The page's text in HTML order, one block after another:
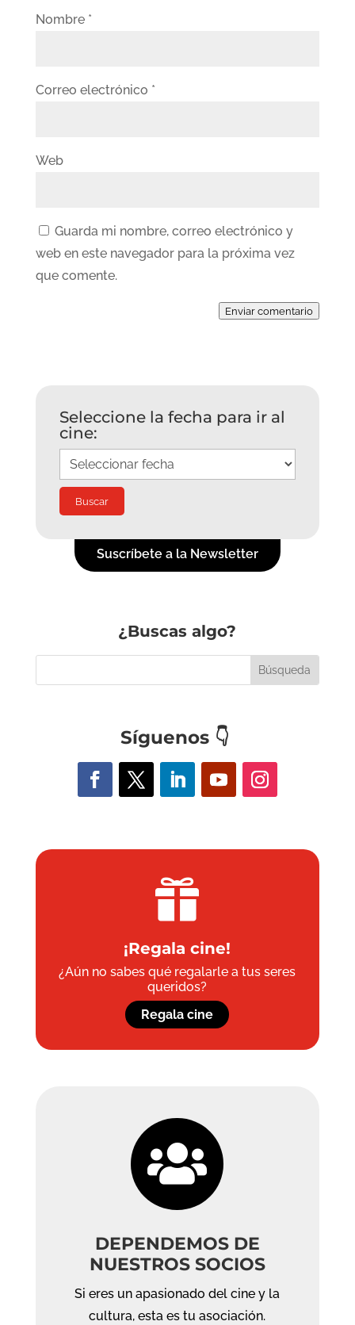
Nombre *
Correo electrónico *
Web
Guarda mi nombre, correo electrónico y
web en este navegador para la próxima vez
que comente.
Enviar comentario
Seleccione la fecha para ir al
cine:
Suscríbete a la Newsletter
¿Buscas algo?
Síguenos 👇

¡Regala cine!
¿Aún no sabes qué regalarle a tus seres
queridos?
Regala cine

DEPENDEMOS DE
NUESTROS SOCIOS
Si eres un apasionado del cine y la
cultura, esta es tu asociación.